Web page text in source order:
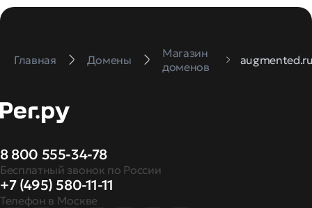
Главная Домены
Магазин
доменов
8 800 555-34-78
Бесплатный звонок по России
+7 (495) 580-11-11
Телефон в Москве